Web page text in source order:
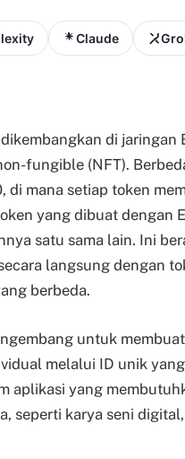
Claude
di jaringan
fungible (NFT).
di mana setiap token
yang dibuat dengan
satu sama lain. Ini
langsung dengan
berbeda.
untuk
melalui ID unik
aplikasi yang
seperti karya seni